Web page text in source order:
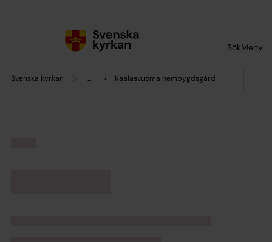
SökMeny
Svenska kyrkan ... Kaalasvuoma hembygdsgård